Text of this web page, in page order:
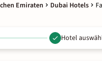
Emiraten Dubai Hotels
Hotel